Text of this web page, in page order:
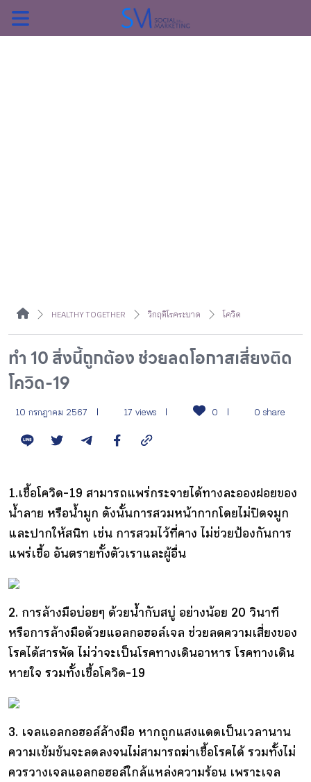
กิจกรรม
หัวข้อที่เราแนะนำ
เข้าสู่ระบบ/สมัครสมาชิก
TH EN
HEALTHY TOGETHER วิกฤติโรคระบาด โควิด
ทำ 10 สิ่งนี้ถูกต้อง ช่วยลดโอกาสเสี่ยงติด
โควิด-19
10 กรกฎาคม 2567 17 views 0 0 share
1.เชื้อโควิด-19 สามารถแพร่กระจายได้ทางละอองฝอยของ
น้ำลาย หรือน้ำมูก ดังนั้นการสวมหน้ากากโดยไม่ปิดจมูก
และปากให้สนิท เช่น การสวมไว้ที่คาง ไม่ช่วยป้องกันการ
แพร่เชื้อ อันตรายทั้งตัวเราและผู้อื่น
2. การล้างมือบ่อยๆ ด้วยน้ำกับสบู่ อย่างน้อย 20 วินาที
หรือการล้างมือด้วยแอลกอฮอล์เจล ช่วยลดความเสี่ยงของ
โรคได้สารพัด ไม่ว่าจะเป็นโรคทางเดินอาหาร โรคทางเดิน
หายใจ รวมทั้งเชื้อโควิด-19
3. เจลแอลกอฮอล์ล้างมือ หากถูกแสงแดดเป็นเวลานาน
ความเข้มข้นจะลดลงจนไม่สามารถฆ่าเชื้อโรคได้ รวมทั้งไม่
ควรวางเจลแอลกอฮอล์ใกล้แหล่งความร้อน เพราะเจล